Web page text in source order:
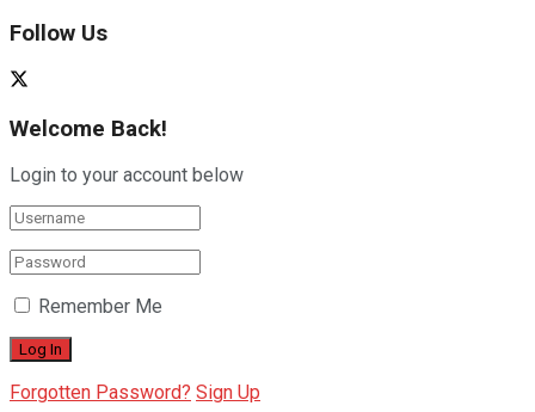
Follow Us
Welcome Back!
Login to your account below
Remember Me
Forgotten Password? Sign Up